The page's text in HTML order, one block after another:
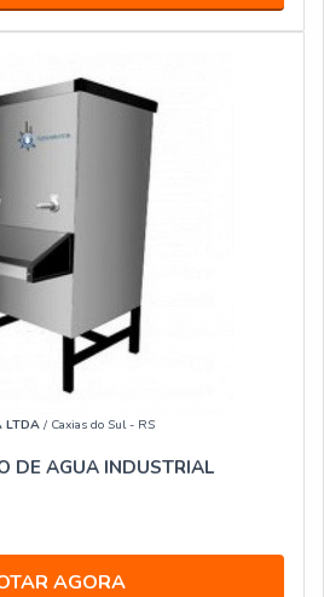
LTDA/ Caxias do Sul - RS
DE AGUA INDUSTRIAL
AGORA